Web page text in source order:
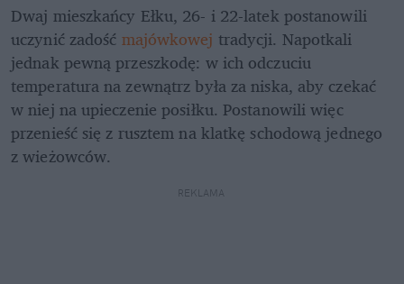
Dwaj mieszkańcy Ełku, 26- i 22-latek postanowili
uczynić zadość majówkowej tradycji. Napotkali
jednak pewną przeszkodę: w ich odczuciu
temperatura na zewnątrz była za niska, aby czekać
w niej na upieczenie posiłku. Postanowili więc
przenieść się z rusztem na klatkę schodową jednego
z wieżowców.
REKLAMA